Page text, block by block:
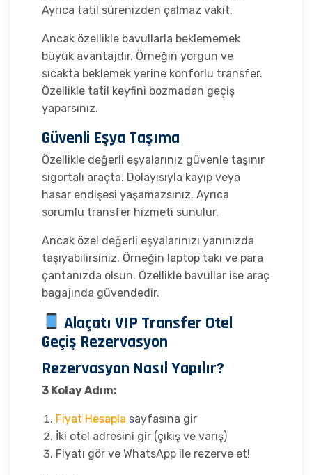
Ayrıca tatil sürenizden çalmaz vakit.
Ancak özellikle bavullarla beklememek
büyük avantajdır. Örneğin yorgun ve
sıcakta beklemek yerine konforlu transfer.
Özellikle tatil keyfini bozmadan geçiş
yaparsınız.
Güvenli Eşya Taşıma
Özellikle değerli eşyalarınız güvenle taşınır
sigortalı araçta. Dolayısıyla kayıp veya
hasar endişesi yaşamazsınız. Ayrıca
sorumlu transfer hizmeti sunulur.
Ancak özel değerli eşyalarınızı yanınızda
taşıyabilirsiniz. Örneğin laptop takı ve para
çantanızda olsun. Özellikle bavullar ise araç
bagajında güvendedir.
Alaçatı VIP Transfer Otel
Geçiş Rezervasyon
Rezervasyon Nasıl Yapılır?
3 Kolay Adım:
Fiyat Hesapla sayfasına gir
İki otel adresini gir (çıkış ve varış)
Fiyatı gör ve WhatsApp ile rezerve et!